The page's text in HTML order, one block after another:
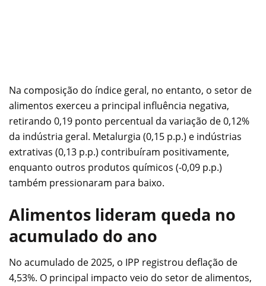
Na composição do índice geral, no entanto, o setor de
alimentos exerceu a principal influência negativa,
retirando 0,19 ponto percentual da variação de 0,12%
da indústria geral. Metalurgia (0,15 p.p.) e indústrias
extrativas (0,13 p.p.) contribuíram positivamente,
enquanto outros produtos químicos (-0,09 p.p.)
também pressionaram para baixo.
Alimentos lideram queda no
acumulado do ano
No acumulado de 2025, o IPP registrou deflação de
4,53%. O principal impacto veio do setor de alimentos,